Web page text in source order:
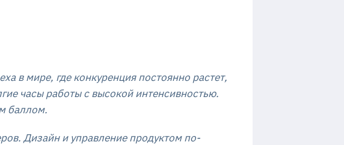
в мире, где конкуренция постоянно растет,
часы работы с высокой интенсивностью.
баллом.
Дизайн и управление продуктом по-